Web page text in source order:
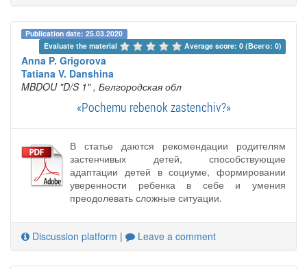
Publication date: 25.03.2020
Evaluate the material
Average score: 0 (Всего: 0)
Anna P. Grigorova
Tatiana V. Danshina
MBDOU "D/S 1" , Белгородская обл
«Pochemu rebenok zastenchiv?»
В статье даются рекомендации родителям
застенчивых детей, способствующие
адаптации детей в социуме, формировании
уверенности ребенка в себе и умения
преодолевать сложные ситуации.
Discussion platform | Leave a comment